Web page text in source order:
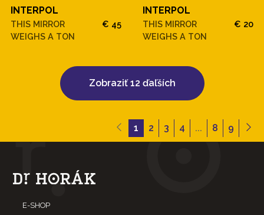
INTERPOL
THIS MIRROR
WEIGHS A TON
€ 45
INTERPOL
THIS MIRROR
WEIGHS A TON
€ 20
Zobraziť 12 ďaľších
1 2 3 4 ... 8 9
E-SHOP